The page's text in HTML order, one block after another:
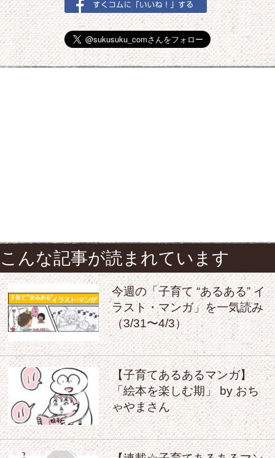
こんな記事が読まれています
今週の「子育て “あるある” イ
ラスト・マンガ」を一気読み
（3/31〜4/3）
【子育てあるあるマンガ】
「絵本を楽しむ期」 by おち
ゃやまさん